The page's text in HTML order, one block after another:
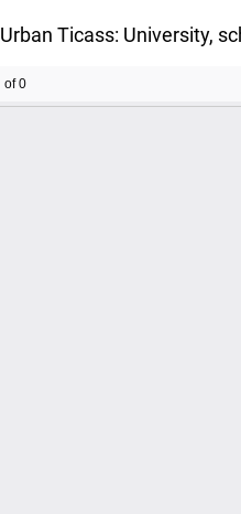
Ritorna ai dettagli
Urban Ticass: University,